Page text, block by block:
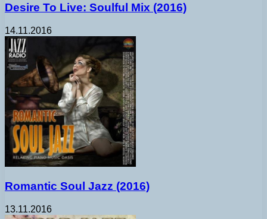
Desire To Live: Soulful Mix (2016)
14.11.2016
Romantic Soul Jazz (2016)
13.11.2016